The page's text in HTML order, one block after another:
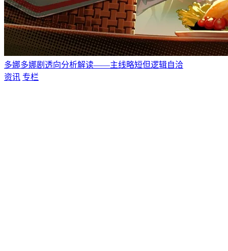
多娜多娜剧透向分析解读——主线略短但逻辑自洽
资讯 专栏